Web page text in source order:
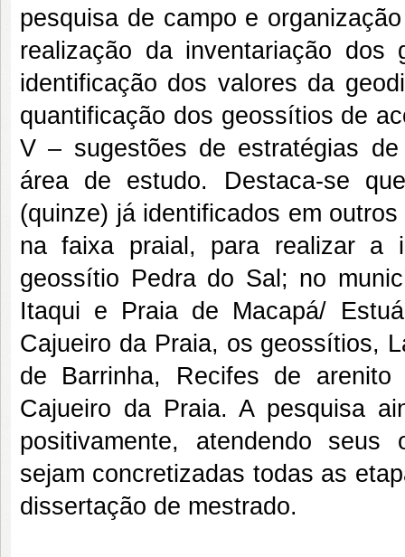
pesquisa de campo e
realização da inventariação
identificação dos valores da
quantificação dos geossítios de
V – sugestões de estratégias
área de estudo. Destaca-se
(quinze) já identificados em
na faixa praial, para realizar a
geossítio Pedra do Sal; no
Itaqui e Praia de Macapá/
Cajueiro da Praia, os geossítios,
de Barrinha, Recifes de
Cajueiro da Praia. A pesquisa
positivamente, atendendo seus
sejam concretizadas todas as
dissertação de mestrado.